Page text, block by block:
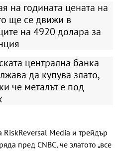
на годината цената на
ще се движи в
на 4920 долара за
централна банка
да купува злато,
че металът е под
RiskReversal Media и трейдър
пред CNBC, че златото „все